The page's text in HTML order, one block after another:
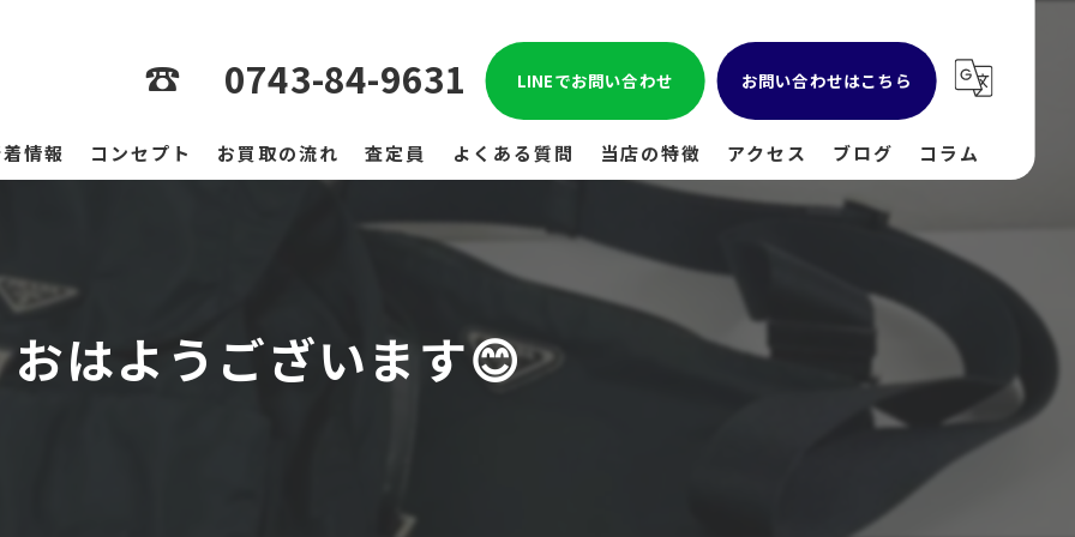
0743-84-9631 LINEでお問い合わせ お問い合わせはこちら
情報 コンセプト お買取の流れ 査定員 よくある質問 当店の特徴 アクセス ブログ コラム
おはようございます😊